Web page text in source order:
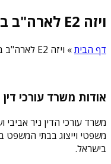
ויזה E2 לארה"ב בימי הקורונה
דף הבית» ויזה E2 לארה"ב בימי הקורונה
אודות משרד עורכי דין
משרד עורכי הדין ניר
משפטי וייצוג בבתי המשפט
בישראל.